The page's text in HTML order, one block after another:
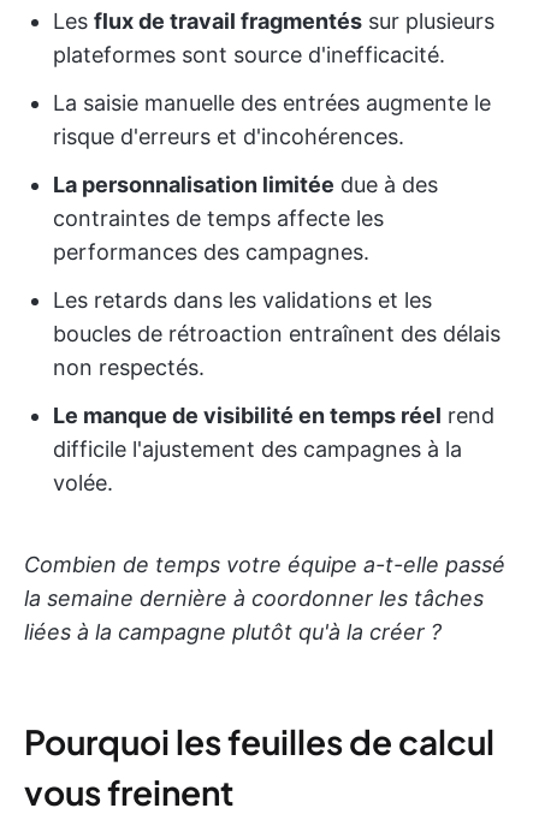
Les flux de travail fragmentés sur plusieurs
plateformes sont source d'inefficacité.
La saisie manuelle des entrées augmente le
risque d'erreurs et d'incohérences.
La personnalisation limitée due à des
contraintes de temps affecte les
performances des campagnes.
Les retards dans les validations et les
boucles de rétroaction entraînent des délais
non respectés.
Le manque de visibilité en temps réel rend
difficile l'ajustement des campagnes à la
volée.
Combien de temps votre équipe a-t-elle passé
la semaine dernière à coordonner les tâches
liées à la campagne plutôt qu'à la créer ?
Pourquoi les feuilles de calcul
vous freinent